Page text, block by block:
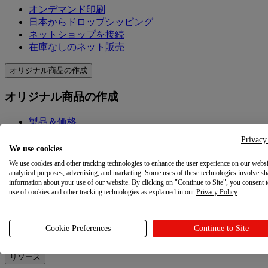
オンデマンド印刷
日本からドロップシッピング
ネットショップを接続
在庫なしのネット販売
オリジナル商品の作成
オリジナル商品の作成
製品＆価格
Printfulの品質
デザイン作成ツール
マーケティングを学ぶ
ブログ
リソース
We use cookies
We use cookies and other tracking technologies to enhance the user experience on our
analytical purposes, advertising, and marketing. Some uses of these technologies involve
information about your use of our website. By clicking on "Continue to Site", you consent
use of cookies and other tracking technologies as explained in our Privacy Policy.
Cookie Preferences Continue to Site